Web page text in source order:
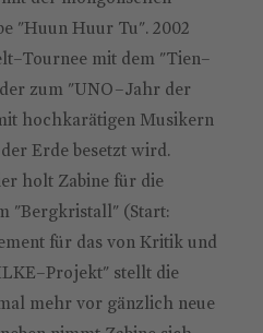
"Huun Huur Tu". 2002
mit dem "Tien–
der zum "UNO–Jahr der
hochka­räti­gen Musikern
Erde besetzt wird.
holt Zabine für die
"Bergkristall" (Start:
für das von Kritik und
stellt die
mehr vor gänzlich neue